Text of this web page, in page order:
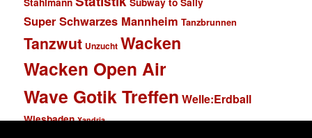
Super Schwarzes Mannheim Tanzbrunnen
Tanzwut Unzucht Wacken
Wacken Open Air
Wave Gotik Treffen Welle:Erdball
Wiesbaden Xandria